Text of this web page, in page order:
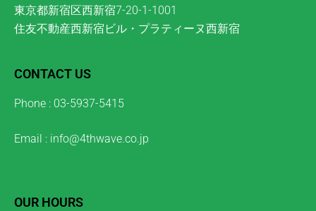
東京都新宿区西新宿7-20-1-1001
住友不動産西新宿ビル・プラティーヌ西新宿
CONTACT US
Phone : 03-5937-5415
Email : info@4thwave.co.jp
OUR HOURS